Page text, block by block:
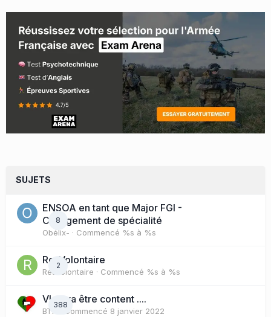
SUJETS
8
ENSOA en tant que Major FGI -
Changement de spécialité
Obélix- · Commencé %s à %s
2
ResVolontaire
ResVolontaire · Commencé %s à %s
388
Vlad va être content ....
BTX · Commencé 8 janvier 2022